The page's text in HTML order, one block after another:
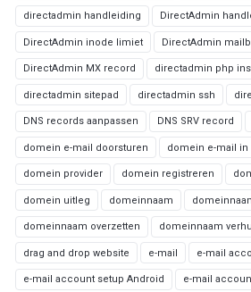
directadmin handleiding DirectAdmin
DirectAdmin inode limiet DirectAdmin
DirectAdmin MX record directadmin php
directadmin sitepad directadmin ssh
DNS records aanpassen DNS SRV record
domein e-mail doorsturen domein e-mail in
domein provider domein registreren
domein uitleg domeinnaam
domeinnaam overzetten domeinnaam
drag and drop website e-mail e-mail
e-mail account setup Android e-mail